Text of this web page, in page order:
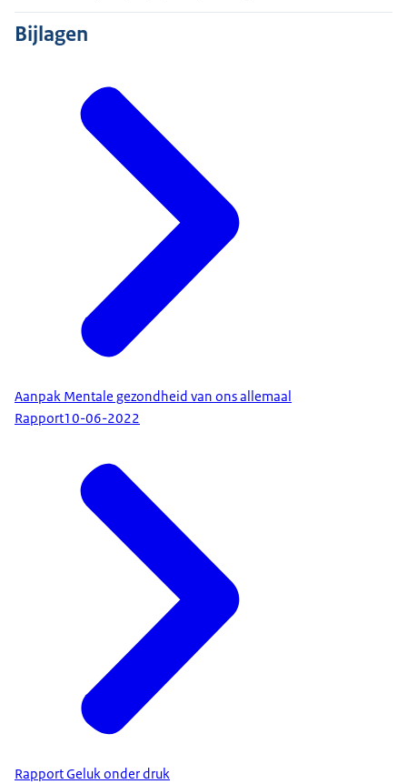
Bijlagen
Aanpak Mentale gezondheid van ons allemaal
Rapport10-06-2022
Rapport Geluk onder druk